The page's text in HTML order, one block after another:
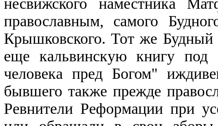
несвижского наместника
православным, самого
Крышковского. Тот же Будный
еще кальвинскую книгу под
человека пред Богом"
бывшего также прежде
Ревнители Реформации при